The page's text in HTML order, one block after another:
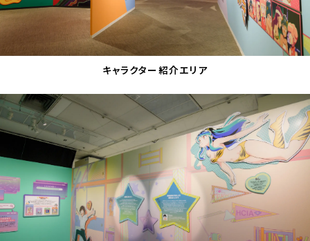
キャラクター紹介エリア